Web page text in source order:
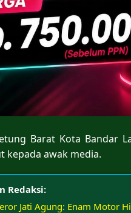
Barat Kota Bandar
kepada awak media.
Redaksi:
Jati Agung: Enam Motor